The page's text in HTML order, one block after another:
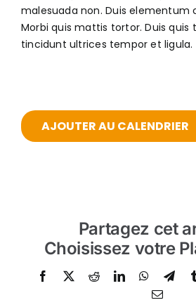
malesuada non. Duis elementum
Morbi quis mattis tortor. Duis quis
tincidunt ultrices tempor et ligula.
AJOUTER AU CALENDRIER
Partagez cet
Choisissez votre
Facebook
TwitterRedditLinkedIn
Email